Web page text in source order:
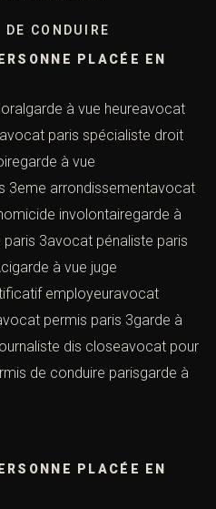
CONDUIRE
PLACÉE EN
à vue heureavocat
paris spécialiste droit
à vue
3eme arrondissementavocat
involontairegarde à
3avocat pénaliste paris
à vue juge
employeuravocat
permis paris 3garde à
dis closeavocat pour
de conduire parisgarde à
PLACÉE EN